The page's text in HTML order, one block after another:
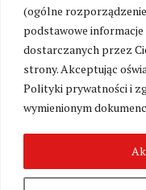
(ogólne
podstawowe
dostarczanych przez
strony. Akceptując
Polityki prywatności i
wymienionym
2026.